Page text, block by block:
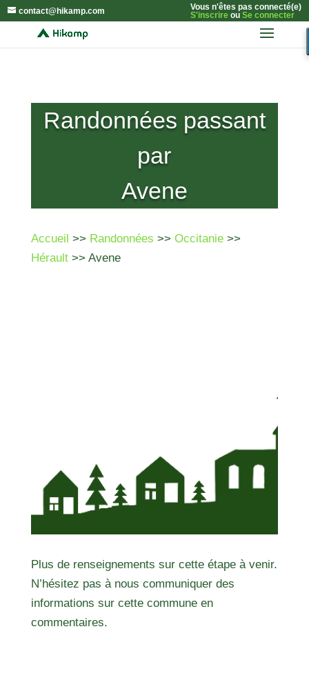
contact@hikamp.com
Vous n'êtes pas connecté(e)
S'inscrireou Se connecter
Randonnées passant
par
Avene
Accueil >> Randonnées >> Occitanie>>
Hérault>> Avene
Plus de renseignements sur cette étape à venir.
N’hésitez pas à nous communiquer des
informations sur cette commune en
commentaires.